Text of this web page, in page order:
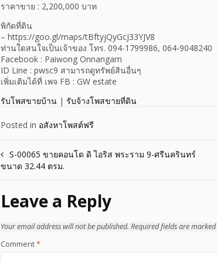
ราคาขาย : 2,200,000 บาท
พิกัดที่ดิน
– https://goo.gl/maps/tBftyjQyGcJ33YJV8
ท่านใดสนใจเป็นเจ้าของ โทร. 094-1799986, 064-9048240
Facebook : Paiwong Onnangam
ID Line : pwsc9 สามารถดูทรัพย์สินอื่นๆ
เพิ่มเติมได้ที่ เพจ FB : GW estate
รับโพสขายบ้าน | รับจ้างโพสขายที่ดิน
Posted in อสังหาโพสต์ฟรี
Post
S-00065 ขายคอนโด ดิ ไอริส พระราม 9-ศรีนครินทร์
ขนาด 32.44 ตรม.
Leave a Reply
Your email address will not be published. Required fields are marked
Comment*